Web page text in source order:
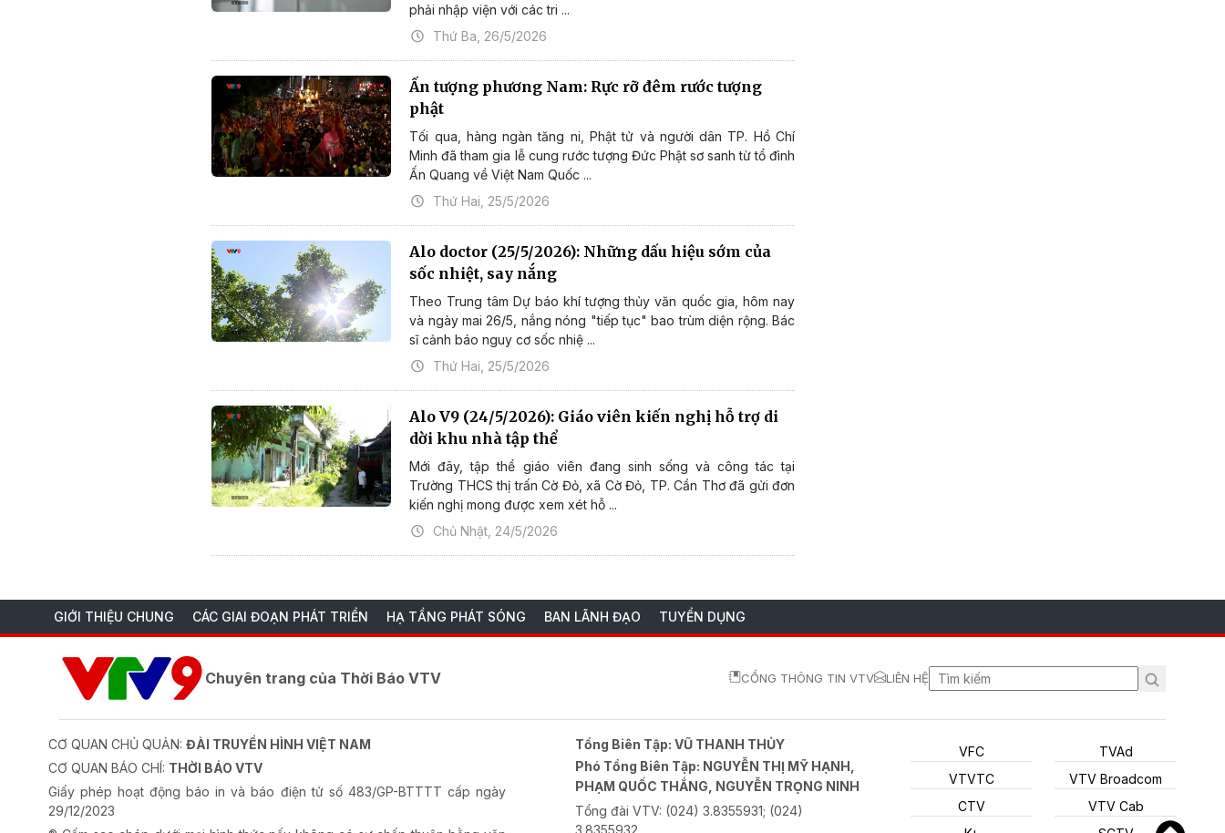
phải nhập viện với các tri ...
Thứ Ba, 26/5/2026
Ấn tượng phương Nam: Rực rỡ đêm rước tượng
phật
Tối qua, hàng ngàn tăng ni, Phật tử và người dân TP. Hồ Chí
Minh đã tham gia lễ cung rước tượng Đức Phật sơ sanh từ tổ đình
Ấn Quang về Việt Nam Quốc ...
Thứ Hai, 25/5/2026
Alo doctor (25/5/2026): Những dấu hiệu sớm của
sốc nhiệt, say nắng
Theo Trung tâm Dự báo khí tượng thủy văn quốc gia, hôm nay
và ngày mai 26/5, nắng nóng "tiếp tục" bao trùm diện rộng. Bác
sĩ cảnh báo nguy cơ sốc nhiệ ...
Thứ Hai, 25/5/2026
Alo V9 (24/5/2026): Giáo viên kiến nghị hỗ trợ di
dời khu nhà tập thể
Mới đây, tập thể giáo viên đang sinh sống và công tác tại
Trường THCS thị trấn Cờ Đỏ, xã Cờ Đỏ, TP. Cần Thơ đã gửi đơn
kiến nghị mong được xem xét hỗ ...
Chủ Nhật, 24/5/2026
GIỚI THIỆU CHUNG CÁC GIAI ĐOẠN PHÁT TRIỂN HẠ TẦNG PHÁT SÓNG BAN LÃNH ĐẠO TUYỂN DỤNG
Chuyên trang của Thời Báo VTV CỔNG THÔNG TIN VTV LIÊN HỆ
CƠ QUAN CHỦ QUẢN: ĐÀI TRUYỀN HÌNH VIỆT NAM
CƠ QUAN BÁO CHÍ: THỜI BÁO VTV
Giấy phép hoạt động báo in và báo điện tử số 483/GP-BTTTT cấp ngày
29/12/2023
Tổng Biên Tập:VŨ THANH THỦY
Phó Tổng Biên Tập: NGUYỄN THỊ MỸ HẠNH,
PHẠM QUỐC THẮNG, NGUYỄN TRỌNG NINH
Tổng đài VTV: (024) 3.8355931; (024)
VFC
VTVTC
CTV
TVAd
VTV Broadcom
VTV Cab